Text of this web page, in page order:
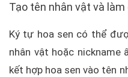
Tạo tên nhân vật và
Ký tự hoa sen có thể
nhân vật hoặc
kết hợp hoa sen vào tên